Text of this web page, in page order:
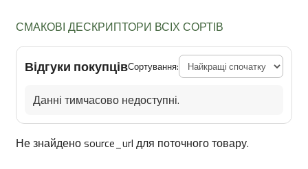
СМАКОВІ ДЕСКРИПТОРИ ВСІХ СОРТІВ
Відгуки покупцівСортування:
Данні тимчасово недоступні.
Не знайдено source_url для поточного товару.